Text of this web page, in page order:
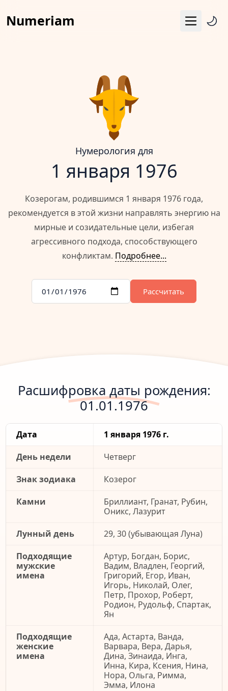
Numeriam Меню
Матрица судьбы
Гороскоп
Календарь
Нумерология для
1 января 1976
Козерогам, родившимся 1 января 1976 года,
рекомендуется в этой жизни направлять энергию на
мирные и созидательные цели, избегая
агрессивного подхода, способствующего
конфликтам. Подробнее...
Рассчитать
Расшифровка даты рождения:
01.01.1976
Дата
1 января 1976 г.
День недели
Четверг
Знак зодиака
Козерог
Камни
Бриллиант, Гранат, Рубин,
Оникс, Лазурит
Лунный день
29, 30 (убывающая Луна)
Подходящие
мужские
имена
Артур, Богдан, Борис,
Вадим, Владлен, Георгий,
Григорий, Егор, Иван,
Игорь, Николай, Олег,
Петр, Прохор, Роберт,
Родион, Рудольф, Спартак,
Ян
Подходящие
женские
имена
Ада, Астарта, Ванда,
Варвара, Вера, Дарья,
Дина, Зинаида, Инга,
Инна, Кира, Ксения, Нина,
Нора, Ольга, Римма,
Эмма, Илона